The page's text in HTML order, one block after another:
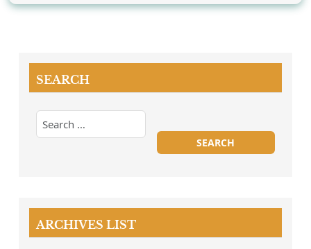
SEARCH
ARCHIVES LIST